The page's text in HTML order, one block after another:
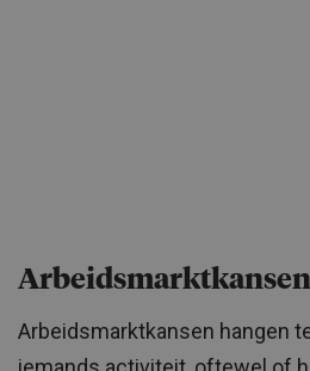
Arbeidsmarktkansen
Arbeidsmarktkansen hangen